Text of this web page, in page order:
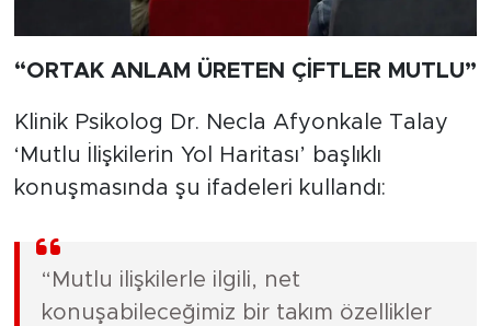
“ORTAK ANLAM ÜRETEN ÇİFTLER MUTLU”
Klinik Psikolog Dr. Necla Afyonkale Talay
‘Mutlu İlişkilerin Yol Haritası’ başlıklı
konuşmasında şu ifadeleri kullandı:
“Mutlu ilişkilerle ilgili, net
konuşabileceğimiz bir takım özellikler